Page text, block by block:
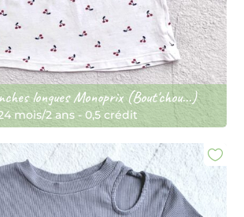
longues Monoprix (Bout'chou...)
mois/2 ans - 0,5 crédit